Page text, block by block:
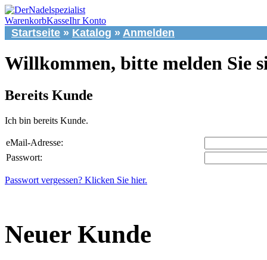
WarenkorbKasseIhr Konto
Startseite » Katalog » Anmelden
Willkommen, bitte melden Sie
Bereits Kunde
Ich bin bereits Kunde.
eMail-Adresse:
Passwort:
Passwort vergessen? Klicken Sie hier.
Neuer Kunde